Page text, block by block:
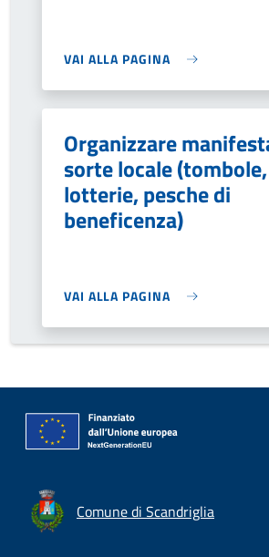
VAI ALLA PAGINA
Organizzare
sorte locale (tombole,
lotterie, pesche di
beneficenza)
VAI ALLA PAGINA
Comune di Scandriglia